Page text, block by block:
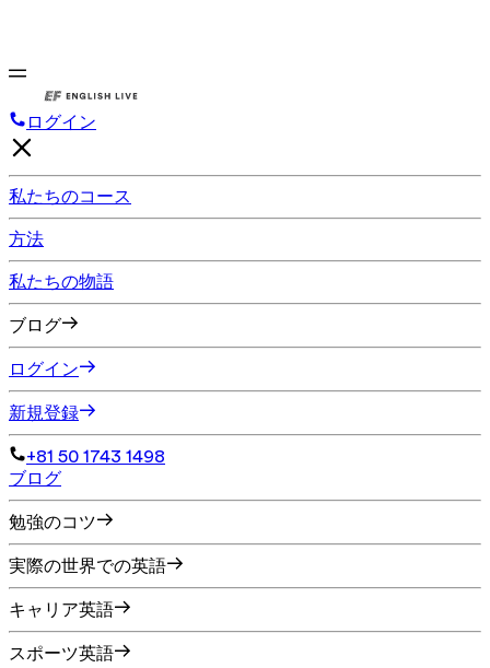
ログイン
私たちのコース
方法
私たちの物語
ブログ
ログイン
新規登録
+81 50 1743 1498
ブログ
勉強のコツ
実際の世界での英語
キャリア英語
スポーツ英語